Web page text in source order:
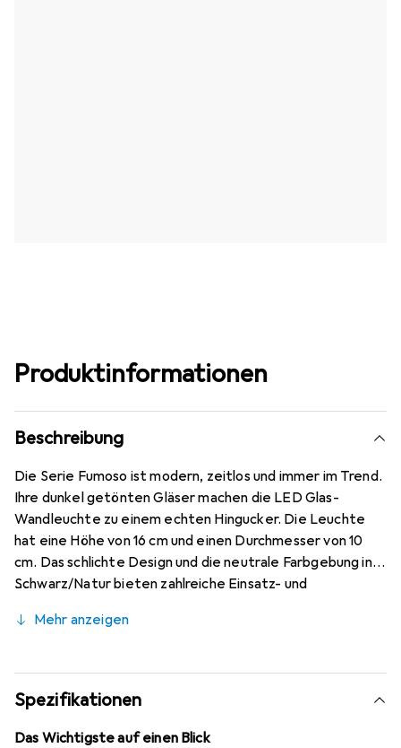
Produktinformationen
Beschreibung
Die Serie Fumoso ist modern, zeitlos und immer im Trend.
Ihre dunkel getönten Gläser machen die LED Glas-
Wandleuchte zu einem echten Hingucker. Die Leuchte
hat eine Höhe von 16 cm und einen Durchmesser von 10
cm. Das schlichte Design und die neutrale Farbgebung in
Schwarz/Natur bieten zahlreiche Einsatz- und
eine Fassung der Sockelgrösse E14. Sie entscheiden, in
Mehr anzeigen
Spezifikationen
Das Wichtigste auf einen Blick